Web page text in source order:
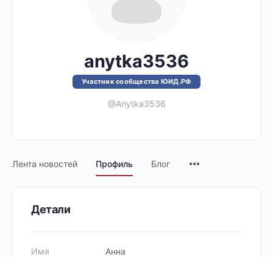
anytka3536
Участник сообщества ЮИД.РФ
@Anytka3536
Лента новостей Профиль Блог
Детали
Имя Анна